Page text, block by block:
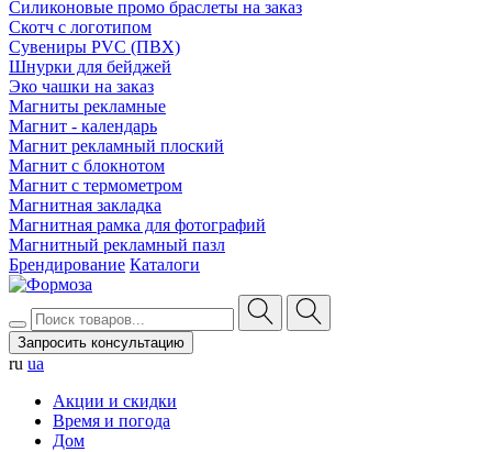
Силиконовые промо браслеты на заказ
Скотч с логотипом
Сувениры PVC (ПВХ)
Шнурки для бейджей
Эко чашки на заказ
Магниты рекламные
Магнит - календарь
Магнит рекламный плоский
Магнит с блокнотом
Магнит с термометром
Магнитная закладка
Магнитная рамка для фотографий
Магнитный рекламный пазл
Брендирование Каталоги
Запросить консультацию
ru ua
Акции и скидки
Время и погода
Дом